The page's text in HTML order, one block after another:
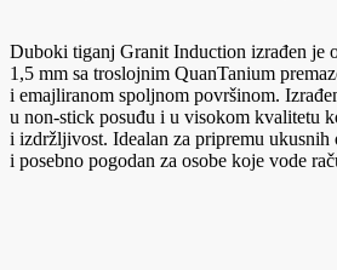
Duboki tiganj Granit Induction izrađen je
1,5 mm sa troslojnim QuanTanium
i emajliranom spoljnom površinom.
u non-stick posuđu i u visokom kvalitetu
i izdržljivost. Idealan za pripremu ukusnih
i posebno pogodan za osobe koje vode